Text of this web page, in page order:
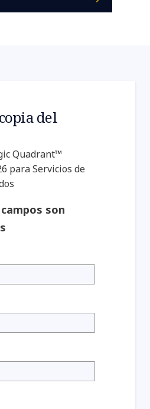
del
Quadrant™
para Servicios de
son